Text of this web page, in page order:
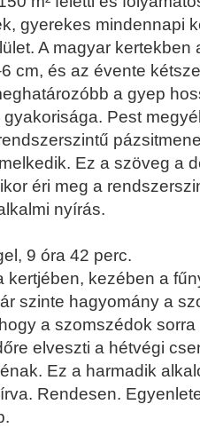
gyerekes mindennapi
A magyar
cm, és az évente
a gyep
Pest
Ez a szöveg a
éri meg a
nyírás.
9 óra 42 perc.
kertjében, kezében a
szinte hagyomány a
a szomszédok
elveszti a hétvégi
Ez a harmadik
Rendesen.